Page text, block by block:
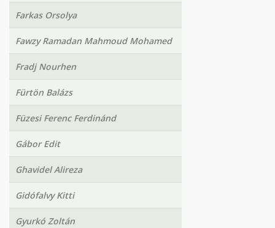
Farkas Orsolya
Fawzy Ramadan Mahmoud Mohamed
Fradj Nourhen
Fürtön Balázs
Füzesi Ferenc Ferdinánd
Gábor Edit
Ghavidel Alireza
Gidófalvy Kitti
Gyurkó Zoltán